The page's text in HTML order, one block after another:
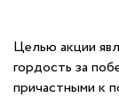
Целью акции
гордость за
причастными к